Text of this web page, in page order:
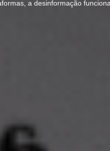
a desinformação